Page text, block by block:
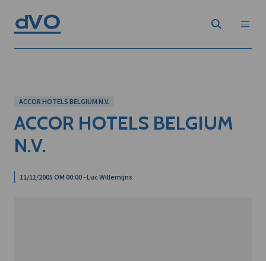
ACCOR HOTELS BELGIUM N.V.
ACCOR HOTELS BELGIUM
N.V.
11/11/2005 OM 00:00 - Luc Willemijns